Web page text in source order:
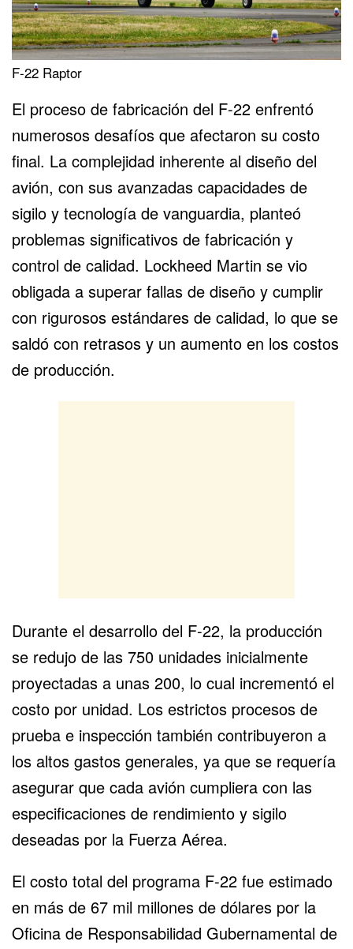
F-22 Raptor
El proceso de fabricación del F-22 enfrentó
numerosos desafíos que afectaron su costo
final. La complejidad inherente al diseño del
avión, con sus avanzadas capacidades de
sigilo y tecnología de vanguardia, planteó
problemas significativos de fabricación y
control de calidad. Lockheed Martin se vio
obligada a superar fallas de diseño y cumplir
con rigurosos estándares de calidad, lo que se
saldó con retrasos y un aumento en los costos
de producción.
Durante el desarrollo del F-22, la producción
se redujo de las 750 unidades inicialmente
proyectadas a unas 200, lo cual incrementó el
costo por unidad. Los estrictos procesos de
prueba e inspección también contribuyeron a
los altos gastos generales, ya que se requería
asegurar que cada avión cumpliera con las
especificaciones de rendimiento y sigilo
deseadas por la Fuerza Aérea.
El costo total del programa F-22 fue estimado
en más de 67 mil millones de dólares por la
Oficina de Responsabilidad Gubernamental de